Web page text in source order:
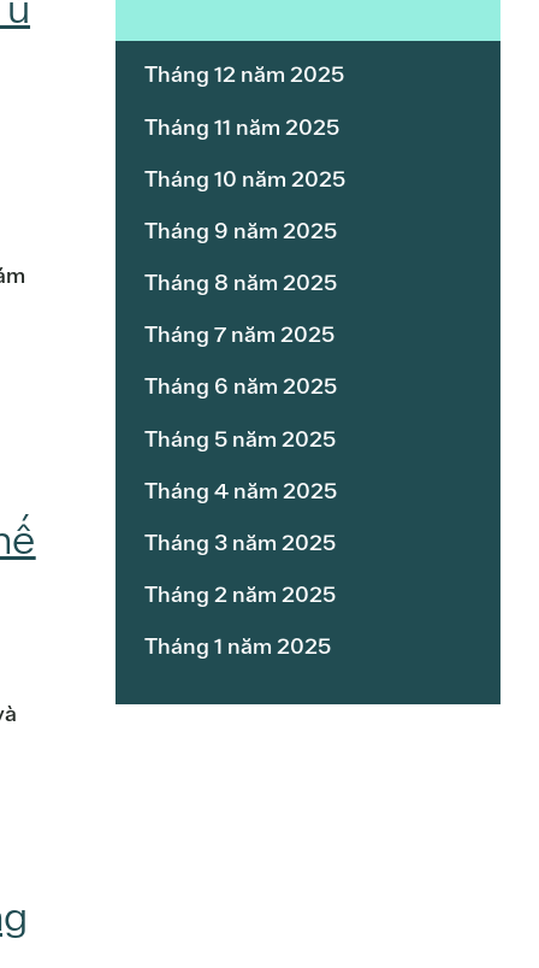
Tháng 12 năm 2025
Tháng 11 năm 2025
Tháng 10 năm 2025
Tháng 9 năm 2025
Tháng 8 năm 2025
Tháng 7 năm 2025
Tháng 6 năm 2025
Tháng 5 năm 2025
Tháng 4 năm 2025
Tháng 3 năm 2025
Tháng 2 năm 2025
Tháng 1 năm 2025